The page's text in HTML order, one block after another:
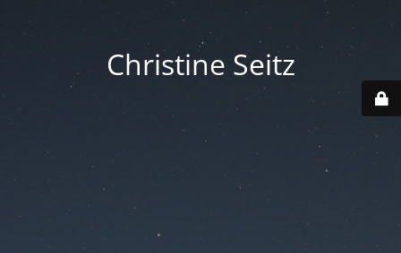
Christine Seitz